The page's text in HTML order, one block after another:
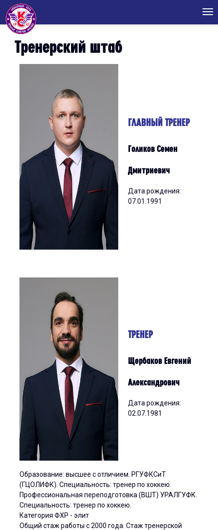
Тренерский штаб
ГЛАВНЫЙ ТРЕНЕР
Голиков Семен
Дмитриевич
Дата рождения:
07.01.1991
ТРЕНЕР
Щербаков Евгений
Александрович
Дата рождения:
02.07.1981
Образование: высшее с отличием. РГУФКСиТ
(ГЦОЛИФК). Специальность: тренер по хоккею.
Профессиональная переподготовка (ВШТ) УРАЛГУФК.
Специальность: тренер по хоккею.
Категория ФХР - элит
Общий стаж работы с 2000 года. Стаж тренерской